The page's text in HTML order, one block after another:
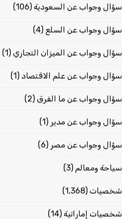
سؤال وجواب عن السعودية (106)
سؤال وجواب عن السلع (4)
سؤال وجواب عن الميزان التجاري (1)
سؤال وجواب عن علم الاقتصاد (1)
سؤال وجواب عن ما الفرق (2)
سؤال وجواب عن مدير (1)
سؤال وجواب عن مصر (6)
سياحة ومعالم (3)
شخصيات (1٬368)
شخصيات إماراتية (14)